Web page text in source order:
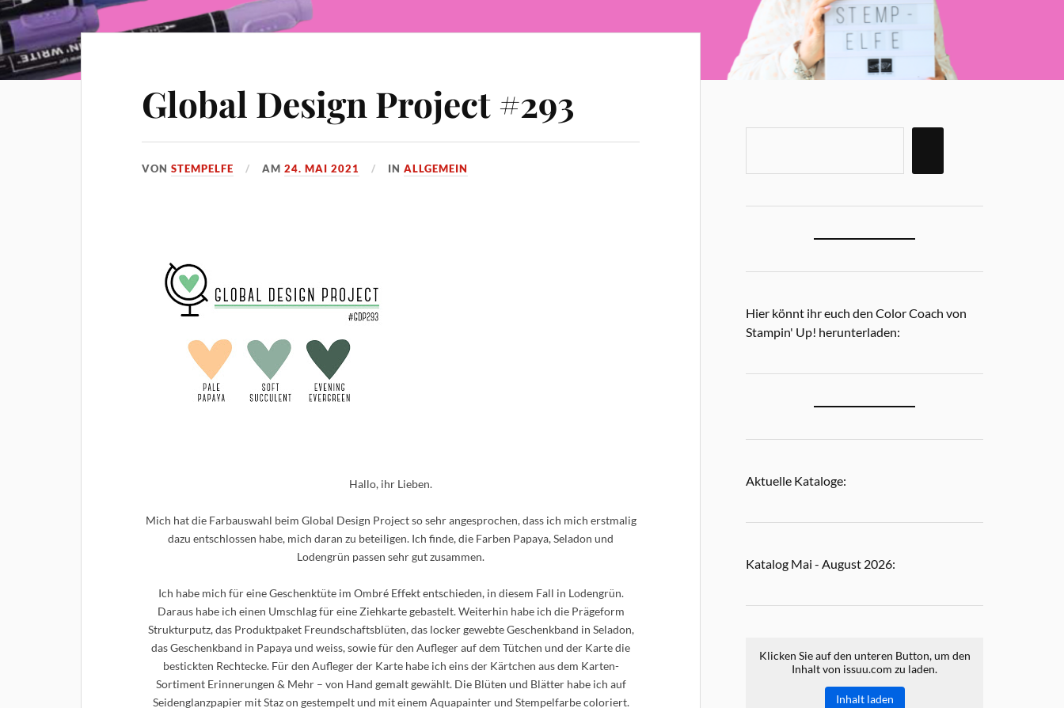
Global Design Project #293
VONSTEMPELFE AM24. MAI 2021 INALLGEMEIN
Hallo, ihr Lieben.
Mich hat die Farbauswahl beim Global Design Project so sehr angesprochen, dass ich mich erstmalig
dazu entschlossen habe, mich daran zu beteiligen. Ich finde, die Farben Papaya, Seladon und
Lodengrün passen sehr gut zusammen.
Ich habe mich für eine Geschenktüte im Ombré Effekt entschieden, in diesem Fall in Lodengrün.
Daraus habe ich einen Umschlag für eine Ziehkarte gebastelt. Weiterhin habe ich die Prägeform
Strukturputz, das Produktpaket Freundschaftsblüten, das locker gewebte Geschenkband in Seladon,
das Geschenkband in Papaya und weiss, sowie für den Aufleger auf dem Tütchen und der Karte die
bestickten Rechtecke. Für den Aufleger der Karte habe ich eins der Kärtchen aus dem Karten-
Sortiment Erinnerungen & Mehr – von Hand gemalt gewählt. Die Blüten und Blätter habe ich auf
Seidenglanzpapier mit Staz on gestempelt und mit einem Aquapainter und Stempelfarbe coloriert.
Hier könnt ihr euch den Color Coach von
Stampin' Up! herunterladen:
Aktuelle Kataloge:
Katalog Mai - August 2026:
Klicken Sie auf den unteren Button, um den
Inhalt von issuu.com zu laden.
Inhalt laden